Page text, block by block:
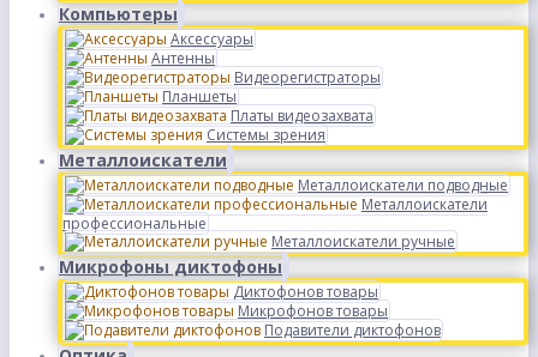
Компьютеры
Аксессуары
Антенны
Видеорегистраторы
Планшеты
Платы видеозахвата
Системы зрения
Металлоискатели
Металлоискатели подводные
Металлоискатели
профессиональные
Металлоискатели ручные
Микрофоны диктофоны
Диктофонов товары
Микрофонов товары
Подавители диктофонов